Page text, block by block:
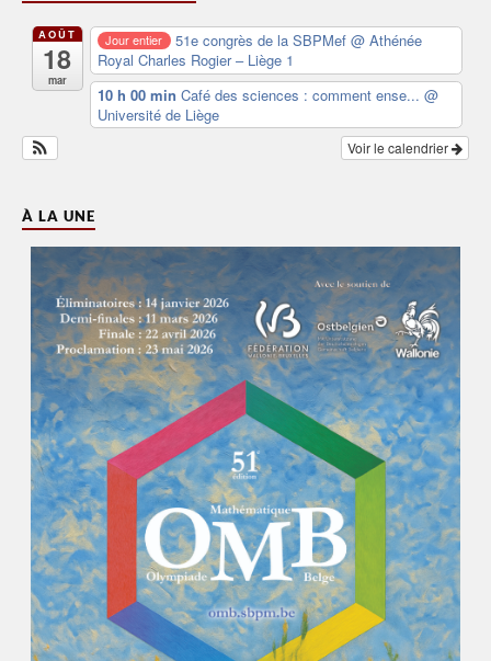
AOÛT
18
mar
Jour entier 51e congrès de la SBPMef@ Athénée
Royal Charles Rogier – Liège 1
10 h 00 min Café des sciences : comment ense... @
Université de Liège
Voir le calendrier
À LA UNE